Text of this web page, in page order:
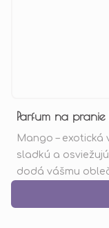
Parfum na
Mango –
sladkú a
dodá vášmu